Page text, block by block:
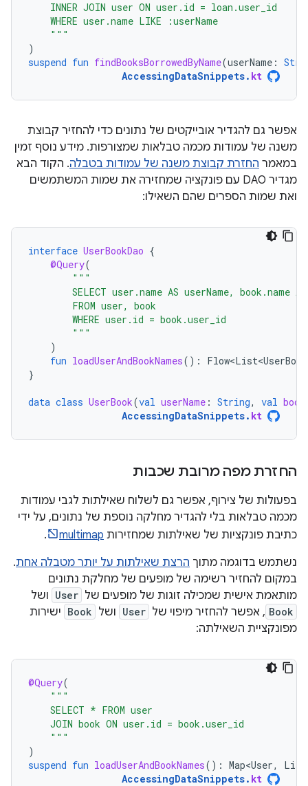
    INNER JOIN user ON user.id = loan.user_id
    WHERE user.name LIKE :userName
    """
)
suspend fun findBooksBorrowedByName(userName :
AccessingDataSnippets. kt
אפשר גם להגדיר אובייקטים של נתונים כדי להחזיר קבוצת
משנה של עמודות מכמה טבלאות שמצורפות. מידע נוסף זמין
במאמר החזרת קבוצת משנה של עמודות בטבלה. הקוד הבא
מגדיר DAO עם פונקציה שמחזירה את שמות המשתמשים
ואת שמות הספרים שהם השאילו:
interface UserBookDao {
@Query(
"""
SELECT user.name AS userName, book.name
        FROM user, book
        WHERE user.id = book.user_id
        """
)
fun loadUserAndBookNames():
}
data class UserBook(val userName : String, val
AccessingDataSnippets. kt
החזרת מפה מרובת שכבות
בפעולות של צירוף, אפשר גם לשלוח שאילתות לגבי עמודות
מכמה טבלאות בלי להגדיר מחלקה נוספת של נתונים, על ידי
כתיבת פונקציות של שאילתות שמחזירות multimap
.
נשתמש בדוגמה מתוך הרצת שאילתות על יותר מטבלה אחת.
במקום להחזיר רשימה של מופעים של מחלקת נתונים
מותאמת אישית שמכילה זוגות של מופעים של User ושל
Book , אפשר להחזיר מיפוי של User ושל Book ישירות
מפונקציית השאילתה:
@Query(
"""
    SELECT * FROM user
    JOIN book ON user.id = book.user_id
    """
)
suspend fun loadUserAndBookNames(): Map<User,
AccessingDataSnippets. kt